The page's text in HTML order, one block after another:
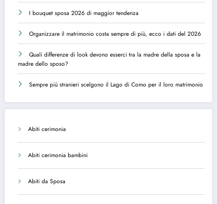
I bouquet sposa 2026 di maggior tendenza
Organizzare il matrimonio costa sempre di più, ecco i dati del 2026
Quali differenze di look devono esserci tra la madre della sposa e la
madre dello sposo?
Sempre più stranieri scelgono il Lago di Como per il loro matrimonio
Abiti cerimonia
Abiti cerimonia bambini
Abiti da Sposa